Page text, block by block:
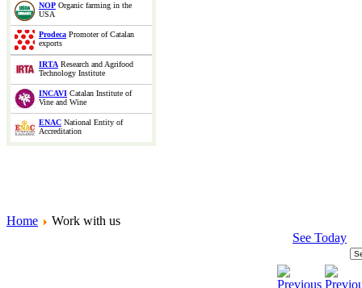
NOP Organic farming in the
USA
Prodeca Promoter of Catalan
exports
IRTA Research and Agrifood
Technology Institute
INCAVI Catalan Institute of
Vine and Wine
ENAC National Entity of
Accreditation
Home
Work with us
See Today